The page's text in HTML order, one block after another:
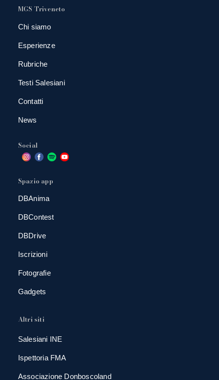
MGS Triveneto
Chi siamo
Esperienze
Rubriche
Testi Salesiani
Contatti
News
Social
Spazio app
DBAnima
DBContest
DBDrive
Iscrizioni
Fotografie
Gadgets
Altri siti
Salesiani INE
Ispettoria FMA
Associazione Donboscoland